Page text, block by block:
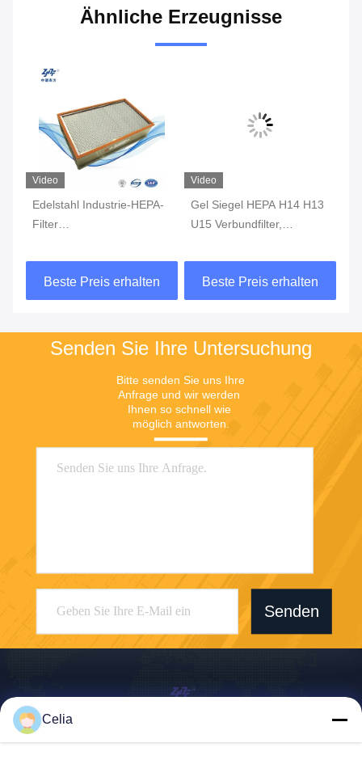
Ähnliche Erzeugnisse
Video
Edelstahl Industrie-HEPA-
Filter
für HVAC
Beste Preis erhalten
Video
Gel Siegel HEPA H14 H13
U15 Verbundfilter,
Drahtnetz Ölnebel HEPA
Panel Filter
Beste Preis erhalten
Senden Sie Ihre Untersuchung
Bitte senden Sie uns Ihre
Anfrage und wir werden
Ihnen so schnell wie
möglich antworten.
Senden
Shenzhen Zhong Jian South Environment
Celia